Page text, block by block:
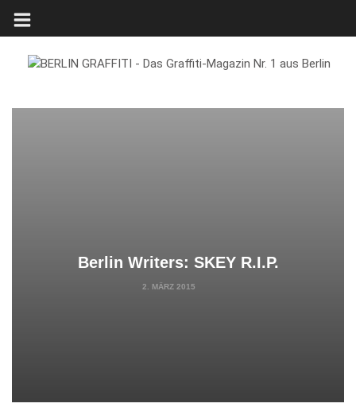
Berlin Writers: SKEY R.I.P.
2. MÄRZ 2015